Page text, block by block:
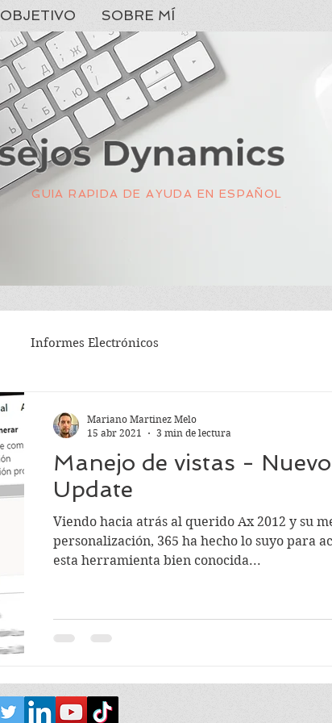
OBJETIVO SOBRE MÍ
GUIA RAPIDA DE AYUDA EN ESPAÑOL
Informes Electrónicos
Manejo de vistas - Nuevo
Update
Viendo hacia atrás al querido Ax 2012 y su
personalización, 365 ha hecho lo suyo para
esta herramienta bien conocida...
Mariano Martinez Melo
15 abr 2021
3 min de lectura